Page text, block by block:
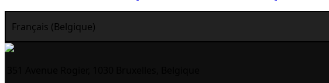
Français (Belgique)